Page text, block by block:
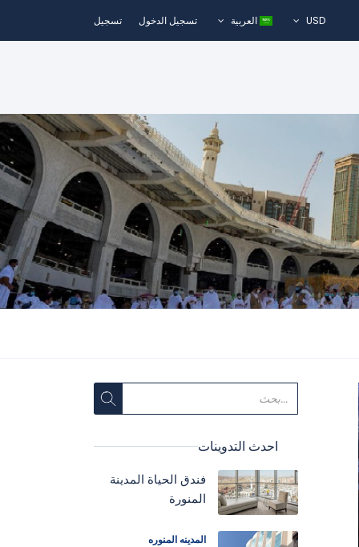
USD العربية تسجيل الدخول تسجيل
احدث التدوينات
فندق الحياة المدينة
المنورة
المدينه المنوره